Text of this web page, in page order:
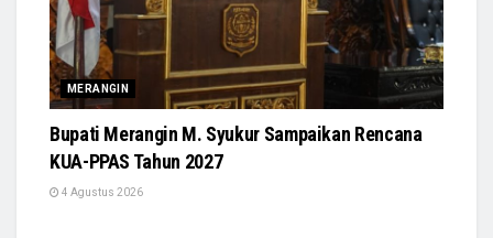
MERANGIN
Bupati Merangin M. Syukur Sampaikan Rencana
KUA-PPAS Tahun 2027
4 Agustus 2026